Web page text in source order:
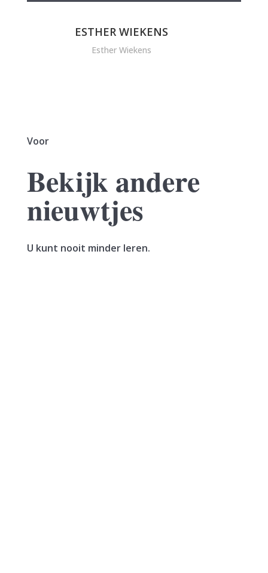
ESTHER WIEKENS
Esther Wiekens
Voor
Bekijk andere
nieuwtjes
U kunt nooit minder leren.